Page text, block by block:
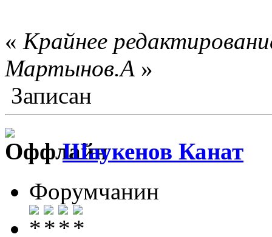
« Крайнее
Мартынов.А »
Записан
Шаукенов Канат
Форумчанин